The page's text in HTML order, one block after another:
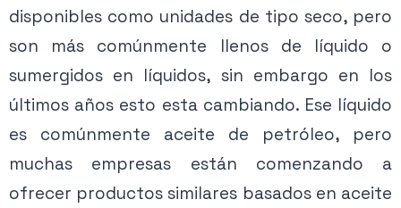
disponibles como unidades de tipo seco, pero
son más comúnmente llenos de líquido o
sumergidos en líquidos, sin embargo en los
últimos años esto esta cambiando. Ese líquido
es comúnmente aceite de petróleo, pero
muchas empresas están comenzando a
ofrecer productos similares basados ​​en aceite